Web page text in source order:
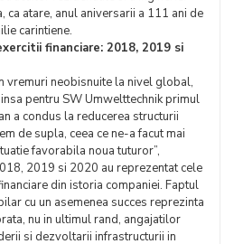
ca atare, anul aniversarii a 111 ani de
carintiene.
financiare: 2018, 2019 si
vremuri neobisnuite la nivel global,
pentru SW Umwelttechnik primul
a condus la reducerea structurii
de supla, ceea ce ne-a facut mai
favorabila noua tuturor”,
2019 si 2020 au reprezentat cele
din istoria companiei. Faptul
cu un asemenea succes reprezinta
nu in ultimul rand, angajatilor
si dezvoltarii infrastructurii in